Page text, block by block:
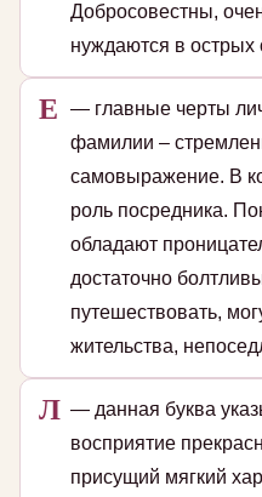
Добросовестны,
нуждаются в
Е
— главные черты
фамилии –
самовыражение. В
роль посредника.
обладают
достаточно
путешествовать,
жительства,
Л — данная буква
восприятие
присущий мягкий